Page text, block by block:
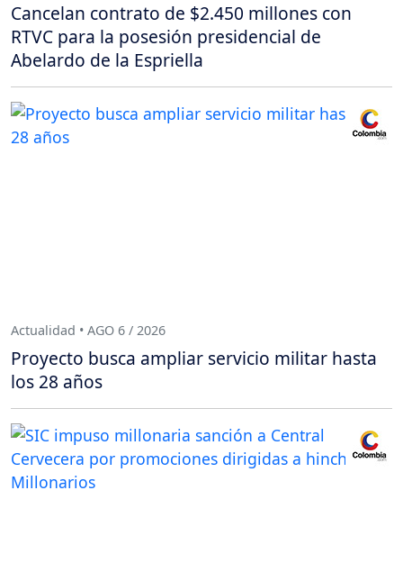
Cancelan contrato de $2.450 millones con
RTVC para la posesión presidencial de
Abelardo de la Espriella
Actualidad • AGO 6 / 2026
Proyecto busca ampliar servicio militar hasta
los 28 años